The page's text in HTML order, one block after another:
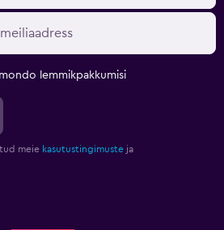
lemmikpakkumisi
meie kasutustingimuste ja